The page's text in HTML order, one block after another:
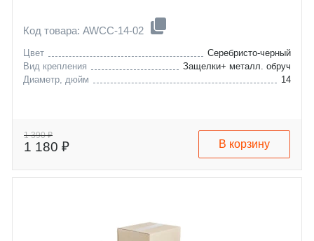
Код товара: AWCC-14-02
Цвет
Серебристо-черный
Вид крепления
Защелки+ металл. обруч
Диаметр, дюйм
14
1 390 ₽
1 180 ₽ В корзину